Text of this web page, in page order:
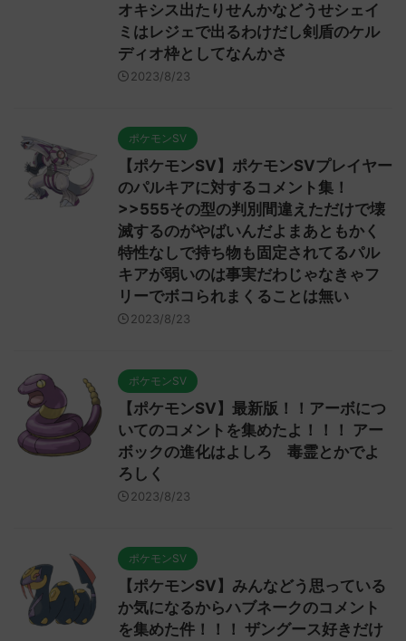
オキシス出たりせんかなどうせシェイ
ミはレジェで出るわけだし剣盾のケル
ディオ枠としてなんかさ
2023/8/23
ポケモンSV
【ポケモンSV】ポケモンSVプレイヤー
のパルキアに対するコメント集！
>>555その型の判別間違えただけで壊
滅するのがやばいんだよまあともかく
特性なしで持ち物も固定されてるパル
キアが弱いのは事実だわじゃなきゃフ
リーでボコられまくることは無い
2023/8/23
ポケモンSV
【ポケモンSV】最新版！！アーボにつ
いてのコメントを集めたよ！！！ アー
ボックの進化はよしろ 毒霊とかでよ
ろしく
2023/8/23
ポケモンSV
【ポケモンSV】みんなどう思っている
か気になるからハブネークのコメント
を集めた件！！！ ザングース好きだけ